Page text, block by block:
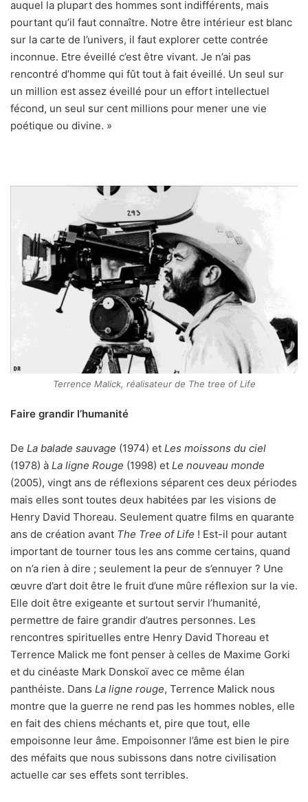
auquel la plupart des hommes sont indifférents, mais
pourtant qu’il faut connaître. Notre être intérieur est blanc
sur la carte de l’univers, il faut explorer cette contrée
inconnue. Etre éveillé c’est être vivant. Je n’ai pas
rencontré d’homme qui fût tout à fait éveillé. Un seul sur
un million est assez éveillé pour un effort intellectuel
fécond, un seul sur cent millions pour mener une vie
poétique ou divine. »
Terrence Malick, réalisateur de The tree of Life
Faire grandir l’humanité
De La balade sauvage (1974) et Les moissons du ciel
(1978) à La ligne Rouge (1998) et Le nouveau monde
(2005), vingt ans de réflexions séparent ces deux périodes
mais elles sont toutes deux habitées par les visions de
Henry David Thoreau. Seulement quatre films en quarante
ans de création avant The Tree of Life ! Est-il pour autant
important de tourner tous les ans comme certains, quand
on n’a rien à dire ; seulement la peur de s’ennuyer ? Une
œuvre d’art doit être le fruit d’une mûre réflexion sur la vie.
Elle doit être exigeante et surtout servir l’humanité,
permettre de faire grandir d’autres personnes. Les
rencontres spirituelles entre Henry David Thoreau et
Terrence Malick me font penser à celles de Maxime Gorki
et du cinéaste Mark Donskoï avec ce même élan
panthéiste. Dans La ligne rouge, Terrence Malick nous
montre que la guerre ne rend pas les hommes nobles, elle
en fait des chiens méchants et, pire que tout, elle
empoisonne leur âme. Empoisonner l’âme est bien le pire
des méfaits que nous subissons dans notre civilisation
actuelle car ses effets sont terribles.